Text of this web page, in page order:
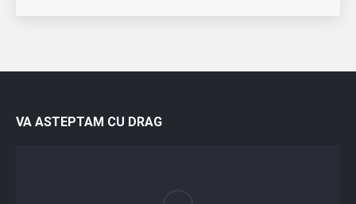
VA ASTEPTAM CU DRAG